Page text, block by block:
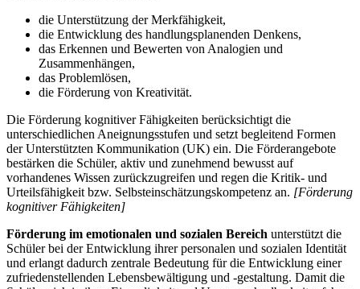
die Unterstützung der Merkfähigkeit,
die Entwicklung des handlungsplanenden Denkens,
das Erkennen und Bewerten von Analogien und
Zusammenhängen,
das Problemlösen,
die Förderung von Kreativität.
Die Förderung kognitiver Fähigkeiten berücksichtigt die
unterschiedlichen Aneignungsstufen und setzt begleitend Formen
der Unterstützten Kommunikation (UK) ein. Die Förderangebote
bestärken die Schüler, aktiv und zunehmend bewusst auf
vorhandenes Wissen zurückzugreifen und regen die Kritik- und
Urteilsfähigkeit bzw. Selbsteinschätzungskompetenz an. [Förderung
kognitiver Fähigkeiten]
Förderung im emotionalen und sozialen Bereich unterstützt die
Schüler bei der Entwicklung ihrer personalen und sozialen Identität
und erlangt dadurch zentrale Bedeutung für die Entwicklung einer
zufriedenstellenden Lebensbewältigung und -gestaltung. Damit die